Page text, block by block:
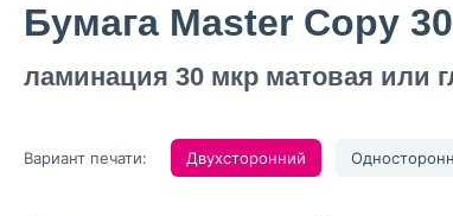
Бумага Master Copy
ламинация 30 мкр матовая или
Вариант печати: Двухсторонний